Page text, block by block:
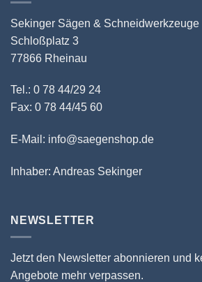
Sekinger Sägen & Schneidwerkzeuge
Schloßplatz 3
77866 Rheinau
Tel.: 0 78 44/29 24
Fax: 0 78 44/45 60
E-Mail: info@saegenshop.de
Inhaber: Andreas Sekinger
NEWSLETTER
Jetzt den Newsletter abonnieren und
Angebote mehr verpassen.